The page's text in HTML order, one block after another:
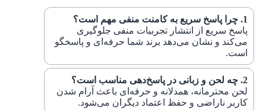
چرا پاسخ سریع به کامنت منفی مهم است؟
پاسخ سریع از انتشار تجربیات منفی جلوگیری
می‌کند و نشان می‌دهد برند شما حرفه‌ای و پاسخگو
است.
چه لحن و زبانی در پاسخ‌دهی مناسب است؟
لحن محترمانه، همدلانه و حرفه‌ای باعث آرام شدن
کاربر ناراضی و حفظ اعتماد دیگران می‌شود.